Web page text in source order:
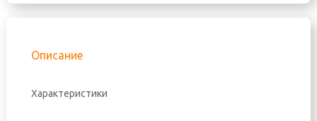
Описание
Характеристики